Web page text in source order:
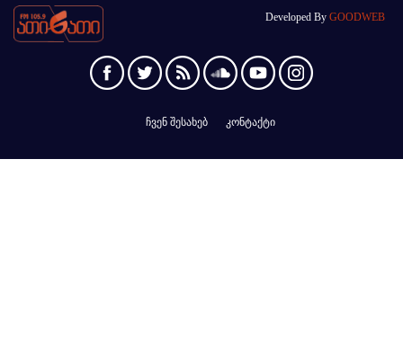
Developed By GOODWEB
ჩვენ შესახებ კონტაქტი